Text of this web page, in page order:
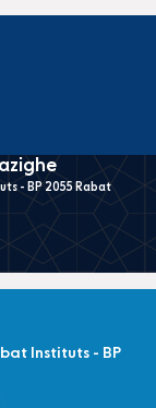
- BP 2055 Rabat
Instituts - BP